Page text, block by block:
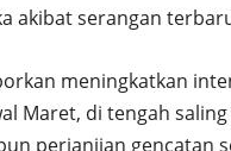
akibat serangan
meningkatkan
Maret, di tengah
perjanjian gencatan